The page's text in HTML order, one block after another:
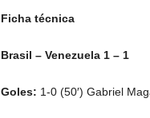
Ficha técnica
Brasil – Venezuela 1 – 1
Goles: 1-0 (50′) Gabriel